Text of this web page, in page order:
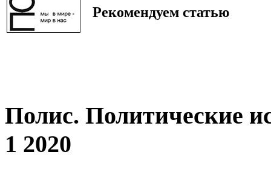
Рекомендуем статью
Полис. Политические
1 2020